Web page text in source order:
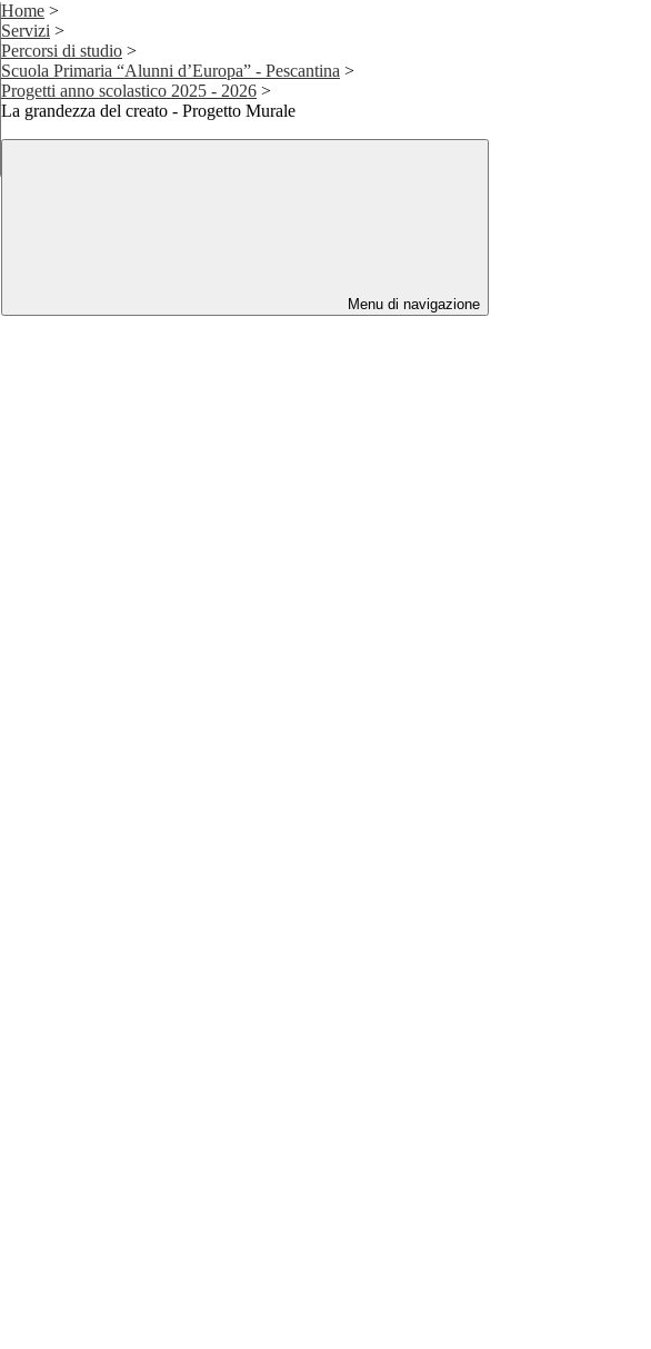
Home >
Servizi >
Percorsi di studio >
Scuola Primaria “Alunni d’Europa” - Pescantina >
Progetti anno scolastico 2025 - 2026 >
La grandezza del creato - Progetto Murale
Menu di navigazione